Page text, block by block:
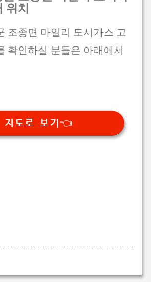
위치
조종면 마일리 도시가스 고
확인하실 분들은 아래에서
지도로 보기👈